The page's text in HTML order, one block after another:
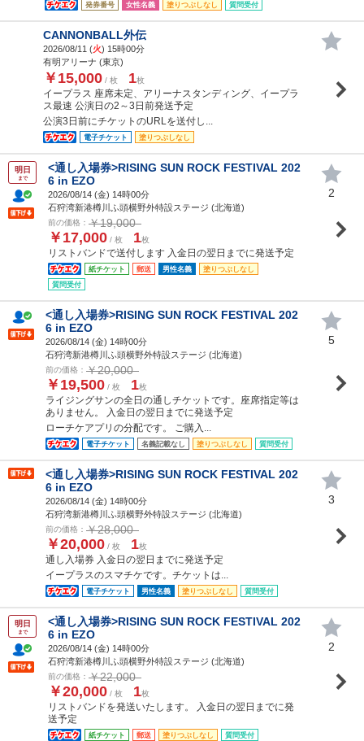
発券番号 女性名義 塗りつぶしなし 質問受付
CANNONBALL外伝
2026/08/11 (火) 15時00分
有明アリーナ (東京)
￥15,000 / 枚 1枚
イープラス 座席未定、アリーナスタンディング、イープラ
ス最速 公演日の2～3日前発送予定
公演3日前にチケットのURLを送付し...
電子チケット 塗りつぶしなし
明日
まで
<通し入場券>RISING SUN ROCK FESTIVAL 202
6 in EZO
2026/08/14 (金) 14時00分
石狩湾新港樽川ふ頭横野外特設ステージ (北海道)
前の価格： ￥19,000
￥17,000 / 枚 1枚
リストバンドで送付します 入金日の翌日までに発送予定
紙チケット 郵送 男性名義
塗りつぶしなし
質問受付
2
<通し入場券>RISING SUN ROCK FESTIVAL 202
6 in EZO
2026/08/14 (金) 14時00分
石狩湾新港樽川ふ頭横野外特設ステージ (北海道)
前の価格： ￥20,000
￥19,500 / 枚 1枚
ライジングサンの全日の通しチケットです。座席指定等は
ありません。 入金日の翌日までに発送予定
ローチケアプリの分配です。 ご購入...
電子チケット 名義記載なし 塗りつぶしなし 質問受付
5
<通し入場券>RISING SUN ROCK FESTIVAL 202
6 in EZO
2026/08/14 (金) 14時00分
石狩湾新港樽川ふ頭横野外特設ステージ (北海道)
前の価格： ￥28,000
￥20,000 / 枚 1枚
通し入場券 入金日の翌日までに発送予定
イープラスのスマチケです。チケットは...
電子チケット 男性名義 塗りつぶしなし 質問受付
3
明日
まで
<通し入場券>RISING SUN ROCK FESTIVAL 202
6 in EZO
2026/08/14 (金) 14時00分
石狩湾新港樽川ふ頭横野外特設ステージ (北海道)
前の価格： ￥22,000
￥20,000 / 枚 1枚
リストバンドを発送いたします。 入金日の翌日までに発
送予定
紙チケット 郵送 塗りつぶしなし 質問受付
2